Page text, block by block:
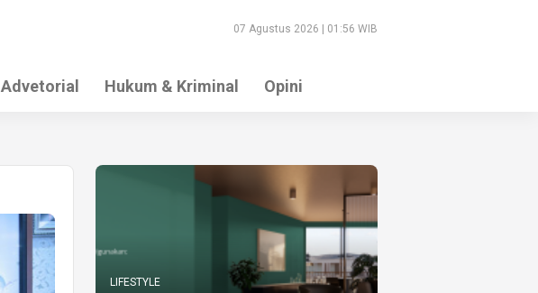
07 Agustus 2026 | 01:56 WIB
Advetorial Hukum & Kriminal Opini
LIFESTYLE